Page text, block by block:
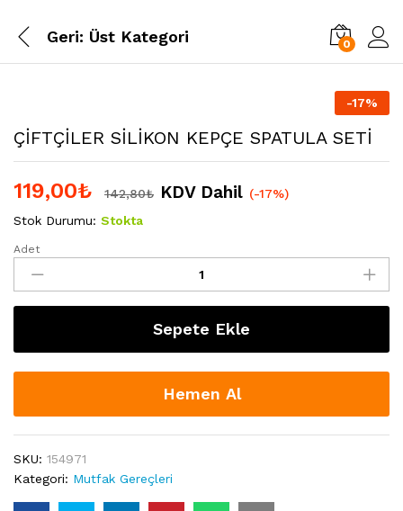
Geri: Üst Kategori 0
-17%
ÇİFTÇİLER SİLİKON KEPÇE SPATULA SETİ
119,00₺ 142,80₺ KDV Dahil (-17%)
Stok Durumu: Stokta
ÇİFTÇİLER
SİLİKON
KEPÇE
SPATULA
quantity
Adet
Sepete Ekle
Hemen Al
SKU: 154971
Kategori: Mutfak Gereçleri